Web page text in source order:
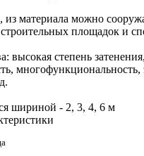
из материала можно
площадок и
высокая степень
многофункциональность,
шириной - 2, 3, 4, 6 м